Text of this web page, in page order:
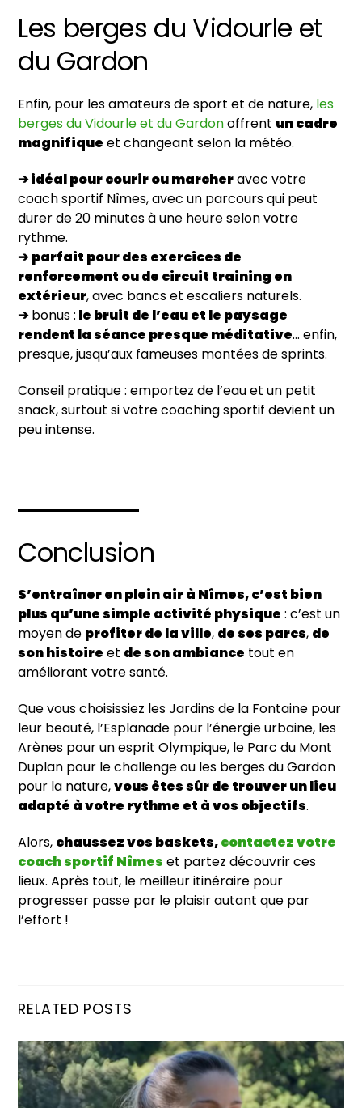
Les berges du Vidourle et
du Gardon
Enfin, pour les amateurs de sport et de nature, les
berges du Vidourle et du Gardonoffrent un cadre
magnifique et changeant selon la météo.
➔ idéal pour courir ou marcheravec votre
coach sportif Nîmes, avec un parcours qui peut
durer de 20 minutes à une heure selon votre
rythme.
➔parfait pour des exercices de
renforcement ou de circuit training en
extérieur, avec bancs et escaliers naturels.
➔bonus : le bruit de l’eau et le paysage
rendent la séance presque méditative… enfin,
presque, jusqu’aux fameuses montées de sprints.
Conseil pratique : emportez de l’eau et un petit
snack, surtout si votre coaching sportif devient un
peu intense.
Conclusion
S’entraîner en plein air à Nîmes, c’est bien
plus qu’une simple activité physique : c’est un
moyen de profiter de la ville, de ses parcs, de
son histoire et de son ambiance tout en
améliorant votre santé.
Que vous choisissiez les Jardins de la Fontaine pour
leur beauté, l’Esplanade pour l’énergie urbaine, les
Arènes pour un esprit Olympique, le Parc du Mont
Duplan pour le challenge ou les berges du Gardon
pour la nature,vous êtes sûr de trouver un lieu
adapté à votre rythme et à vos objectifs.
Alors, chaussez vos baskets,contactez votre
coach sportif Nîmes et partez découvrir ces
lieux. Après tout, le meilleur itinéraire pour
progresser passe par le plaisir autant que par
l’effort !
RELATED POSTS